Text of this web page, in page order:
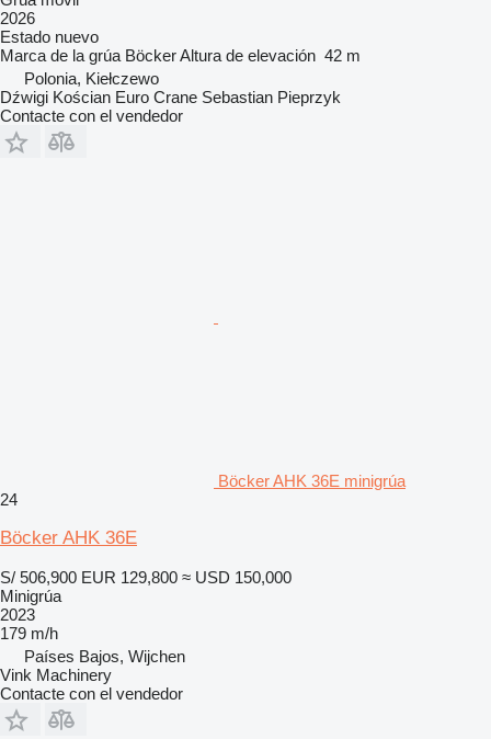
2026
Estado nuevo
Marca de la grúa BöckerAltura de elevación 42 m
Polonia, Kiełczewo
Dźwigi Kościan Euro Crane Sebastian Pieprzyk
Contacte con el vendedor
Böcker AHK 36E minigrúa
24
Böcker AHK 36E
S/ 506,900 EUR 129,800 ≈ USD 150,000
Minigrúa
2023
179 m/h
Países Bajos, Wijchen
Vink Machinery
Contacte con el vendedor